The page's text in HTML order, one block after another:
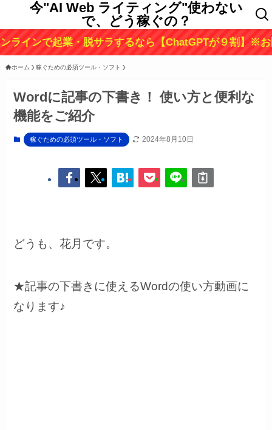
今"AI Web ライティング"使わない
で、どう稼ぐの？
業・脱サラするなら【ChatGPTが９割】※お問い合わ
ホーム 稼ぐための必須ツール・ソフト
Wordに記事の下書き！ 使い方と便利な
機能をご紹介
稼ぐための必須ツール・ソフト 2024年8月10日
どうも、花月です。
★記事の下書きに使えるWordの使い方動画に
なります♪